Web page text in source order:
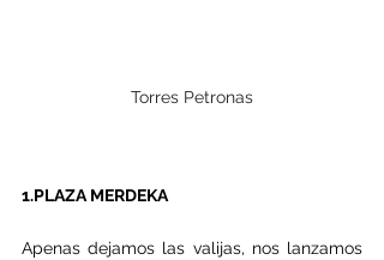
Torres Petronas
1.PLAZA MERDEKA
Apenas dejamos las valijas, nos lanzamos